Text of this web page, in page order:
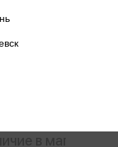
Алабугина Ю.В.